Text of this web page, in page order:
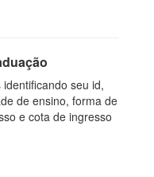
seu id,
de ensino, forma de
e cota de ingresso